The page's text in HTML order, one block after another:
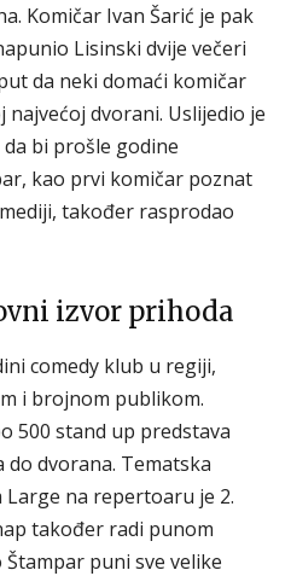
Komičar Ivan Šarić je pak
Lisinski dvije večeri
da neki domaći komičar
dvorani. Uslijedio je
bi prošle godine
kao prvi komičar poznat
također rasprodao
izvor prihoda
comedy klub u regiji,
i brojnom publikom.
500 stand up predstava
do dvorana. Tematska
Large na repertoaru je 2.
također radi punom
puni sve velike